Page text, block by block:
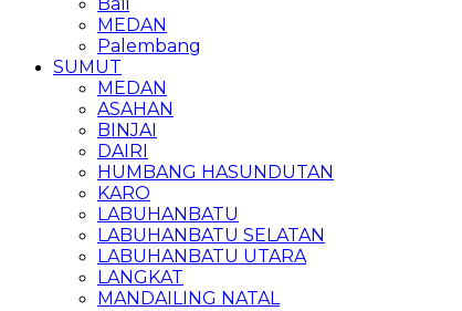
MEDAN
Palembang
SUMUT
MEDAN
ASAHAN
BINJAI
DAIRI
HUMBANG HASUNDUTAN
KARO
LABUHANBATU
LABUHANBATU SELATAN
LABUHANBATU UTARA
LANGKAT
MANDAILING NATAL